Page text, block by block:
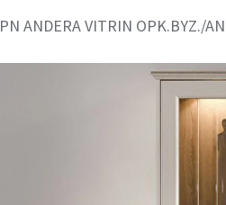
PN ANDERA VITRIN OPK.BYZ./